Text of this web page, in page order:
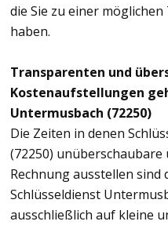
die Sie zu einer
haben.
Transparenten und
Kostenaufstellungen
Untermusbach (72250)
Die Zeiten in denen
(72250)
Rechnung ausstellen sind
Schlüsseldienst
ausschließlich auf kleine